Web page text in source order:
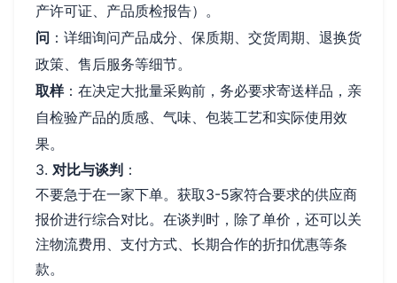
产许可证、产品质检报告）。
问 ：详细询问产品成分、保质期、交货周期、退换货
政策、售后服务等细节。
取样：在决定大批量采购前，务必要求寄送样品，亲
自检验产品的质感、气味、包装工艺和实际使用效
果。
3. 对比与谈判 ：
不要急于在一家下单。获取3-5家符合要求的供应商
报价进行综合对比。在谈判时，除了单价，还可以关
注物流费用、支付方式、长期合作的折扣优惠等条
款。